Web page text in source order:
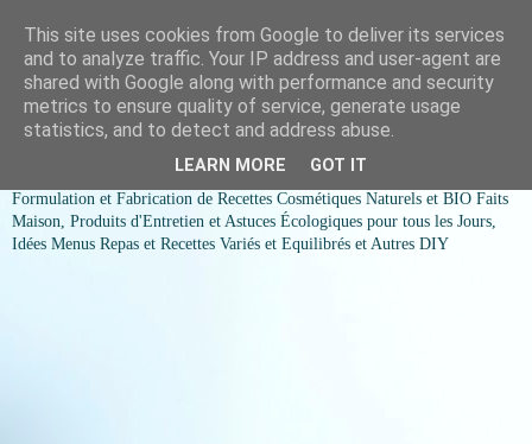
COSMESSENCE BIO Recettes
cosmetiques naturels et Bio et
idées menus variés et équilibrés
Formulation et Fabrication de Recettes Cosmétiques Naturels et BIO Faits
Maison, Produits d'Entretien et Astuces Écologiques pour tous les Jours,
Idées Menus Repas et Recettes Variés et Equilibrés et Autres DIY
This site uses cookies from Google to deliver its services
and to analyze traffic. Your IP address and user-agent are
shared with Google along with performance and security
metrics to ensure quality of service, generate usage
statistics, and to detect and address abuse.
LEARN MORE GOT IT